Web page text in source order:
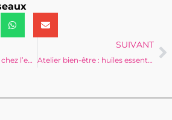
Café Santé : les écrans chez l’enfant
SUIVANT
Atelier bien-être : huiles essentielles & sommeil